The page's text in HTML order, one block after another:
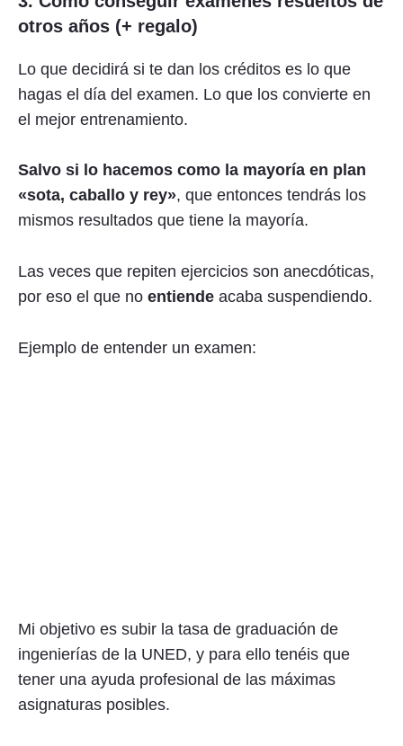
otros años (+ regalo)
Lo que decidirá si te dan los créditos es lo que
hagas el día del examen. Lo que los convierte en
el mejor entrenamiento.
Salvo si lo hacemos como la mayoría en plan
«sota, caballo y rey», que entonces tendrás los
mismos resultados que tiene la mayoría.
Las veces que repiten ejercicios son anecdóticas,
por eso el que no entiende acaba suspendiendo.
Ejemplo de entender un examen:
Mi objetivo es subir la tasa de graduación de
ingenierías de la UNED, y para ello tenéis que
tener una ayuda profesional de las máximas
asignaturas posibles.